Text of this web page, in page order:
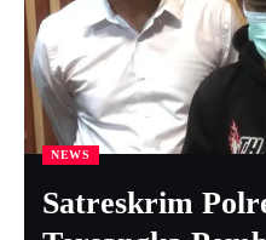
NEWS
Satreskrim